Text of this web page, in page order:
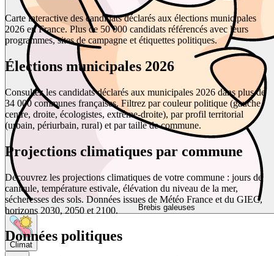
Brebis galeuses
Climat
Carte interactive des candidats déclarés aux élections municipales
2026 en France. Plus de 50 000 candidats référencés avec leurs
programmes, sites de campagne et étiquettes politiques.
Élections municipales 2026
Consultez les candidats déclarés aux municipales 2026 dans plus de
34 000 communes françaises. Filtrez par couleur politique (gauche,
centre, droite, écologistes, extrême-droite), par profil territorial
(urbain, périurbain, rural) et par taille de commune.
Projections climatiques par commune
Découvrez les projections climatiques de votre commune : jours de
canicule, température estivale, élévation du niveau de la mer,
sécheresses des sols. Données issues de Météo France et du GIEC,
horizons 2030, 2050 et 2100.
Données politiques